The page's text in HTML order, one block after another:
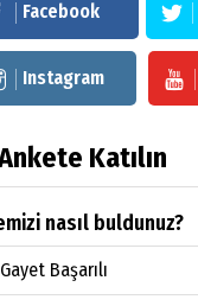
Facebook
Instagram
Katılın
nasıl buldunuz?
Gayet Başarılı